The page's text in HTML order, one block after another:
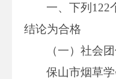
一、下列122
结论为合格
（一）社会
保山市烟草